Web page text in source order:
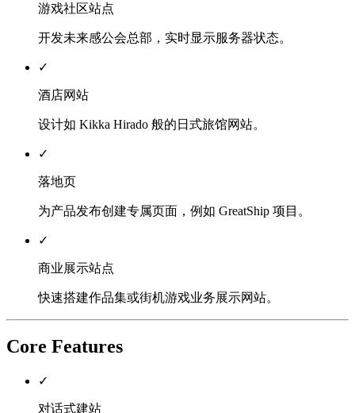
游戏社区站点
开发未来感公会总部，实时显示服务器状态。
✓
酒店网站
设计如 Kikka Hirado 般的日式旅馆网站。
✓
落地页
为产品发布创建专属页面，例如 GreatShip 项目。
✓
商业展示站点
快速搭建作品集或街机游戏业务展示网站。
Core Features
✓
对话式建站